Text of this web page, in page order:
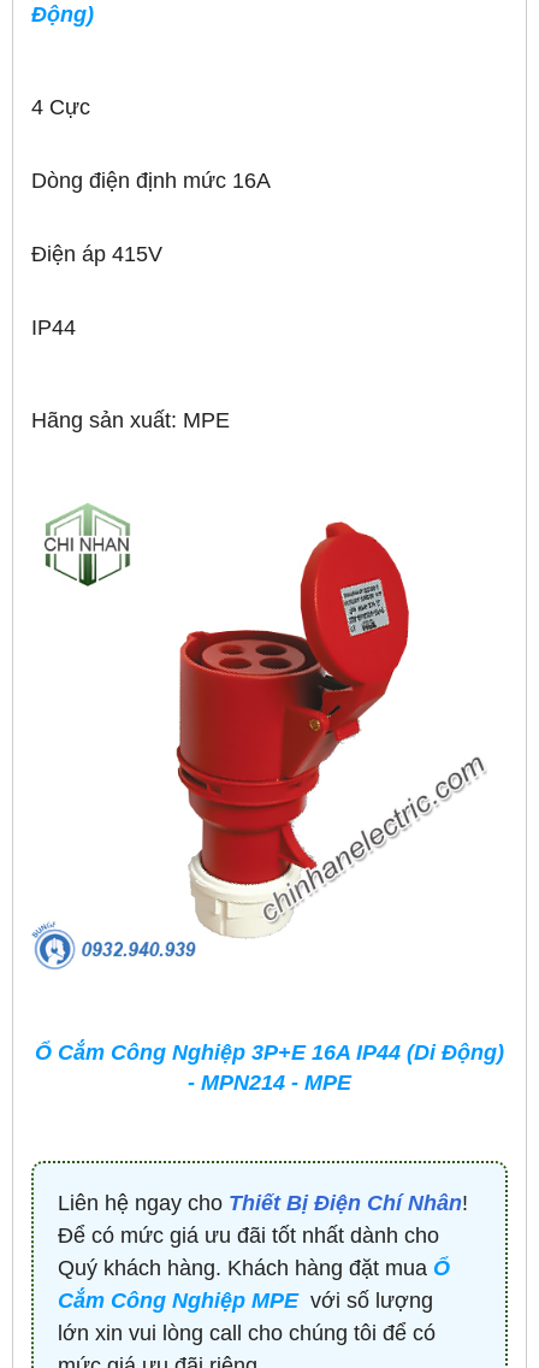
Động)
4 Cực
Dòng điện định mức 16A
Điện áp 415V
IP44
Hãng sản xuất: MPE
Ổ Cắm Công Nghiệp 3P+E 16A IP44 (Di Động)
- MPN214 - MPE
Liên hệ ngay cho Thiết Bị Điện Chí Nhân!
Để có mức giá ưu đãi tốt nhất dành cho
Quý khách hàng. Khách hàng đặt mua Ổ
Cắm Công Nghiệp MPEvới số lượng
lớn xin vui lòng call cho chúng tôi để có